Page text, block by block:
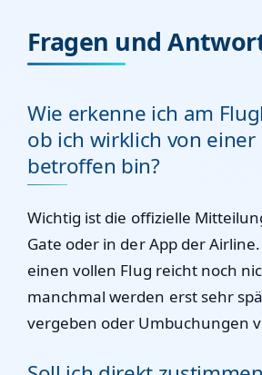
Fragen und
Wie erkenne ich am
ob ich wirklich von
betroffen bin?
Wichtig ist die offizielle
Gate oder in der App der
einen vollen Flug reicht noch
manchmal werden erst sehr
vergeben oder Umbuchungen